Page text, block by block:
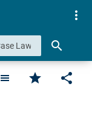
search
more_vert
star share